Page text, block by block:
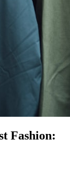
Fashion: